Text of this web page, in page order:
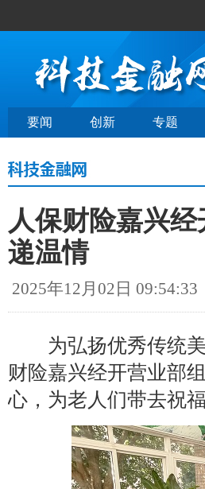
要闻 创新 专题
人保财险嘉兴
递温情
2025年12月02日 09:54:33
为弘扬优秀传统美
财险嘉兴经开营业部
心，为老人们带去祝福